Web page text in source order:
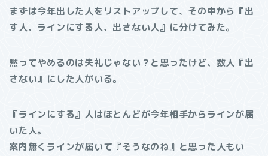
まずは今年出した人をリストアップして、その中から『出
す人、ラインにする人、出さない人』に分けてみた。
黙ってやめるのは失礼じゃない？と思ったけど、数人『出
さない』にした人がいる。
『ラインにする』人はほとんどが今年相手からラインが届
いた人。
案内無くラインが届いて『そうなのね』と思った人もい